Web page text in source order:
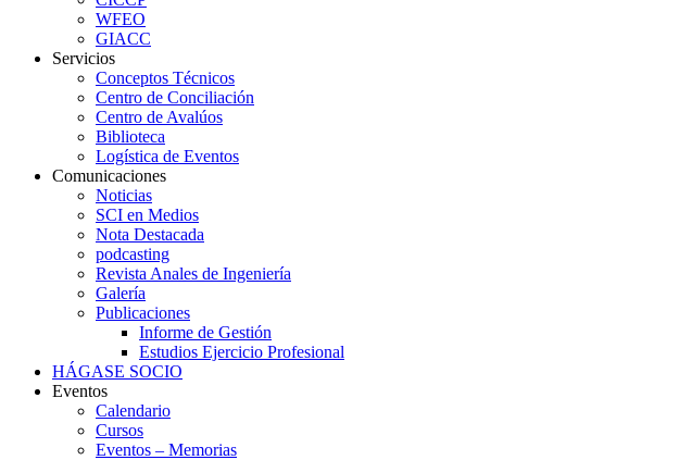
WFEO
GIACC
Servicios
Conceptos Técnicos
Centro de Conciliación
Centro de Avalúos
Biblioteca
Logística de Eventos
Comunicaciones
Noticias
SCI en Medios
Nota Destacada
podcasting
Revista Anales de Ingeniería
Galería
Publicaciones
Informe de Gestión
Estudios Ejercicio Profesional
HÁGASE SOCIO
Eventos
Calendario
Cursos
Eventos – Memorias